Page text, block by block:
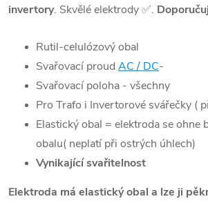
invertory. Skvělé elektrody ✅.
Rutil-celulózový obal
Svařovací proud AC / DC-
Svařovací poloha - všechny
Pro Trafo i Invertorové svářečky (
Elastický obal = elektroda se ohne
obalu( neplatí při ostrých úhlech)
Vynikající svařitelnost
Elektroda má elastický obal a lze ji